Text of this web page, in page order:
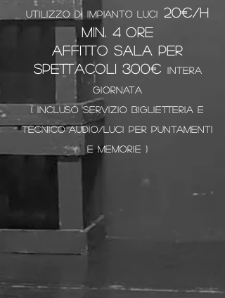
UTILIZZO DI IMPIANTO LUCI
20€/h
min. 4 ore
AFFITTO sala PER
SPETTACOLI 300€
intera
giornata
( incluso servizio biglietteria e
tecnico audio/luci per puntamenti
e memorie )